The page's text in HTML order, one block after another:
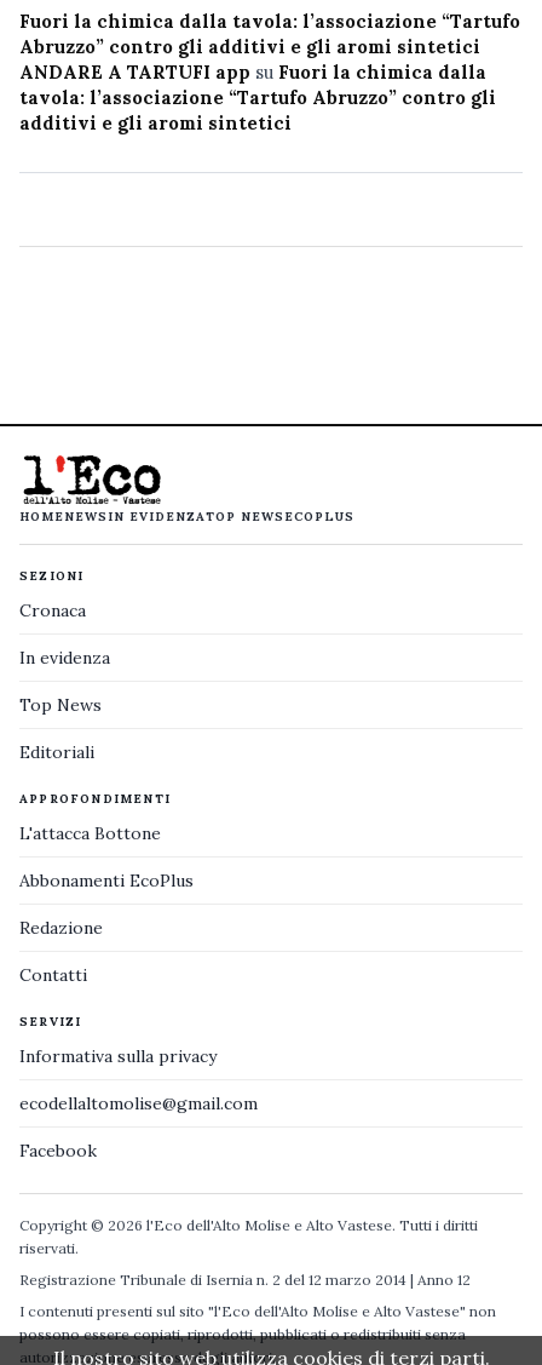
Fuori la chimica dalla tavola: l’associazione “Tartufo
Abruzzo” contro gli additivi e gli aromi sintetici
ANDARE A TARTUFI app su Fuori la chimica dalla
tavola: l’associazione “Tartufo Abruzzo” contro gli
additivi e gli aromi sintetici
HOMENEWS IN EVIDENZATOP NEWS ECOPLUS
SEZIONI
Cronaca
In evidenza
Top News
Editoriali
APPROFONDIMENTI
L'attacca Bottone
Abbonamenti EcoPlus
Redazione
Contatti
SERVIZI
Informativa sulla privacy
ecodellaltomolise@gmail.com
Facebook
Copyright © 2026 l'Eco dell'Alto Molise e Alto Vastese. Tutti i diritti
riservati.
Registrazione Tribunale di Isernia n. 2 del 12 marzo 2014 | Anno 12
I contenuti presenti sul sito "l'Eco dell'Alto Molise e Alto Vastese" non
possono essere copiati, riprodotti, pubblicati o redistribuiti senza
autorizzazione espressa degli autori.
Il nostro sito web utilizza cookies di terzi parti.